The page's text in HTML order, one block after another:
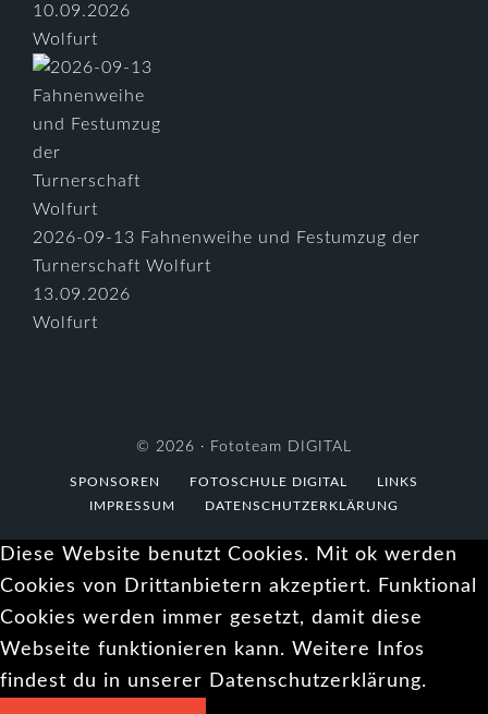
10.09.2026
Wolfurt
2026-09-13 Fahnenweihe und Festumzug der
Turnerschaft Wolfurt
13.09.2026
Wolfurt
© 2026 · Fototeam DIGITAL
SPONSOREN FOTOSCHULE DIGITAL
LINKS
IMPRESSUM
DATENSCHUTZERKLÄRUNG
Diese Website benutzt Cookies. Mit ok werden
Cookies von Drittanbietern akzeptiert. Funktional
Cookies werden immer gesetzt, damit diese
Webseite funktionieren kann. Weitere Infos
findest du in unserer Datenschutzerklärung.